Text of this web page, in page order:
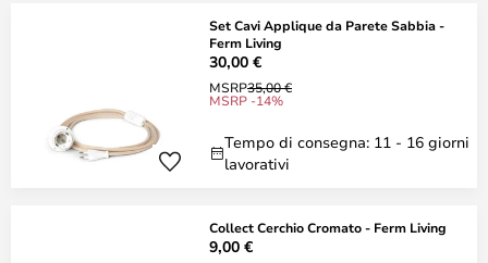
Set Cavi Applique da Parete Sabbia -
Ferm Living
30,00 €
MSRP35,00 €
MSRP -14%
Tempo di consegna: 11 - 16 giorni
lavorativi
Collect Cerchio Cromato - Ferm Living
9,00 €